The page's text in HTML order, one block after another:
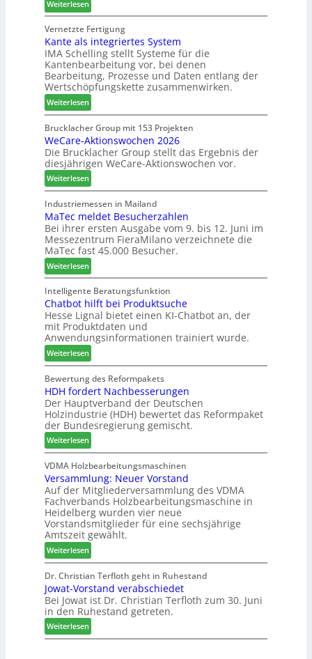
e
s
s
e
f
f
e
i
n
N
e
u
e
r
G
e
s
c
h
ä
f
t
s
f
ü
h
r
e
r
Weiterlesen:
S
C
M
z
i
e
h
t
B
i
l
a
n
z
i
n
I
t
a
l
i
e
n
Vernetzte Fertigung
Kante als integriertes System
IMA Schelling stellt Systeme für die
Kantenbearbeitung vor, bei denen
Bearbeitung, Prozesse und Daten entlang der
Wertschöpfungskette zusammenwirken.
Weiterlesen:
K
a
n
t
e
l
s
i
n
t
e
r
i
e
r
t
e
s
S
y
s
t
e
m
Brucklacher Group mit 153 Projekten
WeCare-Aktionswochen 2026
Die Brucklacher Group stellt das Ergebnis der
diesjährigen WeCare-Aktionswochen vor.
Weiterlesen:
W
e
C
a
r
e
-
A
k
t
i
o
n
s
w
o
c
h
e
n
2
0
2
6
Industriemessen in Mailand
MaTec meldet Besucherzahlen
Bei ihrer ersten Ausgabe vom 9. bis 12. Juni im
Messezentrum FieraMilano verzeichnete die
MaTec fast 45.000 Besucher.
Weiterlesen:
M
a
T
e
c
m
e
l
d
e
t
B
e
s
u
c
h
e
r
z
a
h
l
e
n
Intelligente Beratungsfunktion
Chatbot hilft bei Produktsuche
Hesse Lignal bietet einen KI-Chatbot an, der
mit Produktdaten und
Anwendungsinformationen trainiert wurde.
Weiterlesen:
C
h
a
t
b
o
t
h
i
l
f
t
b
e
i
P
r
o
d
u
k
t
s
Bewertung des Reformpakets
HDH fordert Nachbesserungen
Der Hauptverband der Deutschen
Holzindustrie (HDH) bewertet das Reformpaket
der Bundesregierung gemischt.
Weiterlesen:
H
D
H
f
o
r
d
e
r
t
N
a
c
h
b
e
VDMA Holzbearbeitungsmaschinen
Versammlung: Neuer Vorstand
Auf der Mitgliederversammlung des VDMA
Fachverbands Holzbearbeitungsmaschine in
Heidelberg wurden vier neue
Vorstandsmitglieder für eine sechsjährige
Amtszeit gewählt.
Weiterlesen:
V
e
r
s
a
m
Dr. Christian Terfloth geht in Ruhestand
Jowat-Vorstand verabschiedet
Bei Jowat ist Dr. Christian Terfloth zum 30. Juni
in den Ruhestand getreten.
Weiterlesen:
J